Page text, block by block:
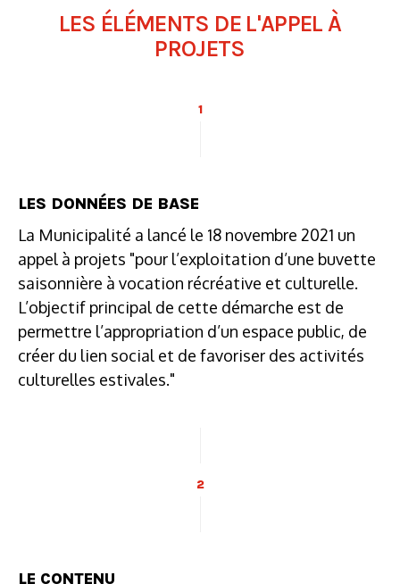
LES ÉLÉMENTS DE L'APPEL À
PROJETS
1
LES DONNÉES DE BASE
La Municipalité a lancé le 18 novembre 2021 un
appel à projets "pour l’exploitation d’une buvette
saisonnière à vocation récréative et culturelle.
L’objectif principal de cette démarche est de
permettre l’appropriation d’un espace public, de
créer du lien social et de favoriser des activités
culturelles estivales."
2
LE CONTENU